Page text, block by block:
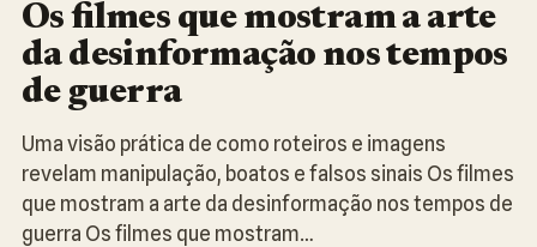
Os filmes que mostram a arte
da desinformação nos tempos
de guerra
Uma visão prática de como roteiros e imagens
revelam manipulação, boatos e falsos sinais Os filmes
que mostram a arte da desinformação nos tempos de
guerra Os filmes que mostram…